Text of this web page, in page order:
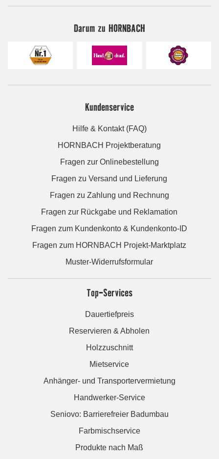
Darum zu HORNBACH
Kundenservice
Hilfe & Kontakt (FAQ)
HORNBACH Projektberatung
Fragen zur Onlinebestellung
Fragen zu Versand und Lieferung
Fragen zu Zahlung und Rechnung
Fragen zur Rückgabe und Reklamation
Fragen zum Kundenkonto & Kundenkonto-ID
Fragen zum HORNBACH Projekt-Marktplatz
Muster-Widerrufsformular
Top-Services
Dauertiefpreis
Reservieren & Abholen
Holzzuschnitt
Mietservice
Anhänger- und Transportervermietung
Handwerker-Service
Seniovo: Barrierefreier Badumbau
Farbmischservice
Produkte nach Maß